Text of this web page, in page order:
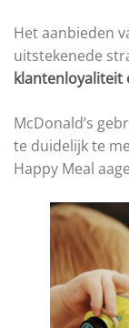
Het aanbieden
uitstekenede
klantenloyaliteit
McDonald’s
te duidelijk te
Happy Meal